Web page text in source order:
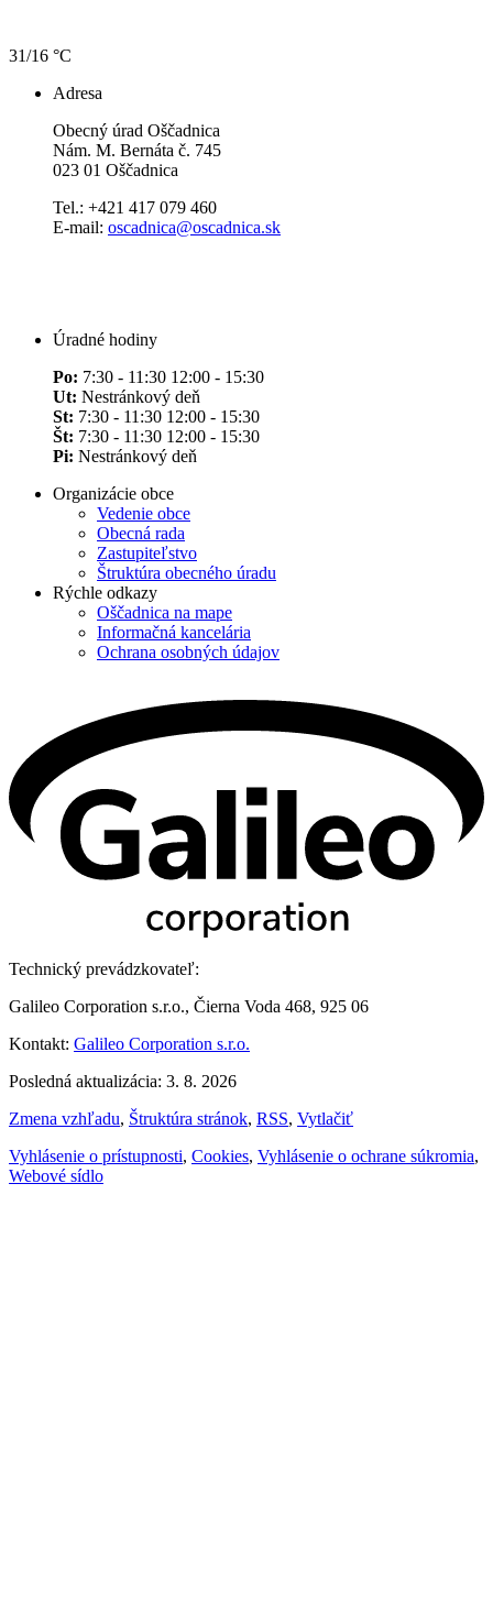
31/16 °C
Adresa
Obecný úrad Oščadnica
Nám. M. Bernáta č. 745
023 01 Oščadnica
Tel.: +421 417 079 460
E-mail: oscadnica@oscadnica.sk
Úradné hodiny
Po: 7:30 - 11:30 12:00 - 15:30
Ut: Nestránkový deň
St: 7:30 - 11:30 12:00 - 15:30
Št: 7:30 - 11:30 12:00 - 15:30
Pi: Nestránkový deň
Organizácie obce
Vedenie obce
Obecná rada
Zastupiteľstvo
Štruktúra obecného úradu
Rýchle odkazy
Oščadnica na mape
Informačná kancelária
Ochrana osobných údajov
Technický prevádzkovateľ:
Galileo Corporation s.r.o., Čierna Voda 468, 925 06
Kontakt: Galileo Corporation s.r.o.
Posledná aktualizácia: 3. 8. 2026
Zmena vzhľadu, Štruktúra stránok, RSS, Vytlačiť
Vyhlásenie o prístupnosti, Cookies, Vyhlásenie o ochrane súkromia,
Webové sídlo